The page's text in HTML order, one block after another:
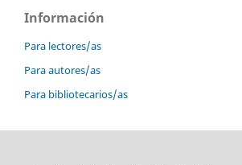
Información
Para lectores/as
Para autores/as
Para bibliotecarios/as